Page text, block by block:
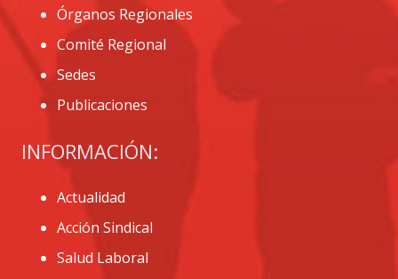
Órganos Regionales
Comité Regional
Sedes
Publicaciones
INFORMACIÓN:
Actualidad
Acción Sindical
Salud Laboral